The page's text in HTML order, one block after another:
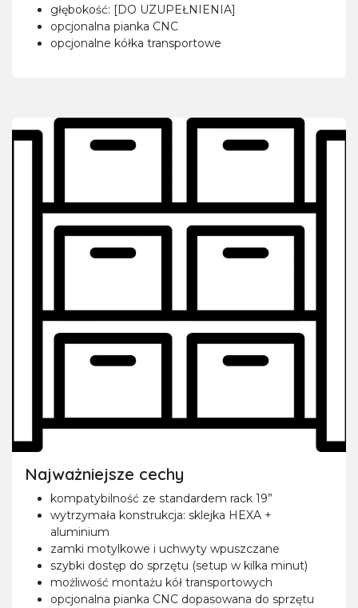
głębokość: [DO UZUPEŁNIENIA]
opcjonalna pianka CNC
opcjonalne kółka transportowe
Najważniejsze cechy
kompatybilność ze standardem rack 19”
wytrzymała konstrukcja: sklejka HEXA +
aluminium
zamki motylkowe i uchwyty wpuszczane
szybki dostęp do sprzętu (setup w kilka minut)
możliwość montażu kół transportowych
opcjonalna pianka CNC dopasowana do sprzętu